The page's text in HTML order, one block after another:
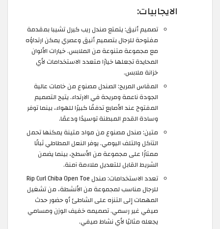
الايجابيات:
تصميم أنيق: يتمتع صندل ريب كيرل تشيبا بمقدمة
مفتوحة للرجال بتصميم أنيق وعصري يمكن ارتداؤه
مع مجموعة متنوعة من الملابس. خيارات الألوان
المحايدة تجعلها خيارًا متعدد الاستخدامات لأي
خزانة ملابس.
المقاس المريح: الصندل مصنوع من خامات عالية
الجودة ناعمة ومريحة في الارتداء. يتيح التصميم
المفتوح عند الأصابع تدفقًا كبيرًا للهواء، بينما توفر
وسادة القدم المبطنة توسيدًا ودعمًا.
متين: صندل مصنوع من مواد متينة يمكنها تحمل
التآكل والتلف اليومي. يوفر النعل المطاطي ثباتًا
ممتازًا على مجموعة من الأسطح، بينما يضمن
الشريط القابل للتعديل ملاءمة آمنة.
تعدد الاستخدامات: صندل Rip Curl Chiba Open Toe
للرجال مناسب لمجموعة من الأنشطة، من تشغيل
المهمات إلى التنزه على الشاطئ أو حضور حدث
صيفي غير رسمي. تصميمه خفيف الوزن ومسامي
يجعله مثاليًا لأي نشاط صيفي.